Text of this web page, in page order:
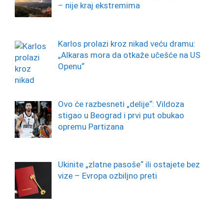
– nije kraj ekstremima
Karlos prolazi kroz nikad veću dramu:
„Alkaras mora da otkaže učešće na US
Openu“
Ovo će razbesneti „delije“: Vildoza
stigao u Beograd i prvi put obukao
opremu Partizana
Ukinite „zlatne pasoše“ ili ostajete bez
vize – Evropa ozbiljno preti